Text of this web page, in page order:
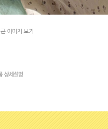
큰 이미지 보기